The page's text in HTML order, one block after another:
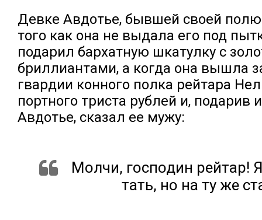
Девке Авдотье, бывшей своей
того как она не выдала его под
подарил бархатную шкатулку с
бриллиантами, а когда она вышла
гвардии конного полка рейтара
портного триста рублей и, подарив
Авдотье, сказал ее мужу:
Молчи, господин рейтар!
тать, но на ту же